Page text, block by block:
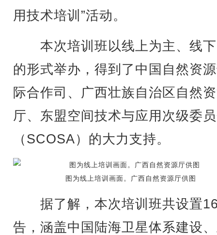
用技术培训”活动。
本次培训班以线上为主、线
的形式举办，得到了中国自然资
际合作司、广西壮族自治区自然
厅、东盟空间技术与应用次级委
（SCOSA）的大力支持。
图为线上培训画面。广西自然资源厅供图
据了解，本次培训班共设置
告，涵盖中国陆海卫星体系建设